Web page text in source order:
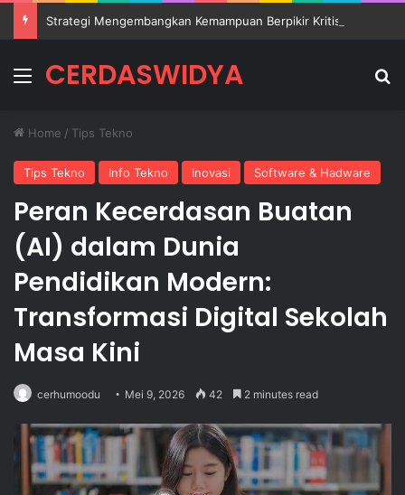
MenuCERDASWIDYA
Home / Tips Tekno
Tips Tekno Info Tekno Inovasi Software & Hadware
Peran Kecerdasan Buatan
(AI) dalam Dunia
Pendidikan Modern:
Transformasi Digital Sekolah
Masa Kini
cerhumoodu Mei 9, 2026 42 2 minutes read